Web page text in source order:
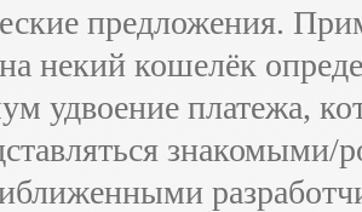
предложения.
некий кошелёк
удвоение платежа,
знакомыми/